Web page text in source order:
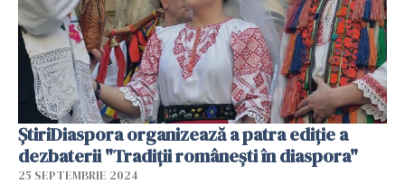
ȘtiriDiaspora organizează a patra ediție a
dezbaterii "Tradiții românești în diaspora"
25 SEPTEMBRIE 2024